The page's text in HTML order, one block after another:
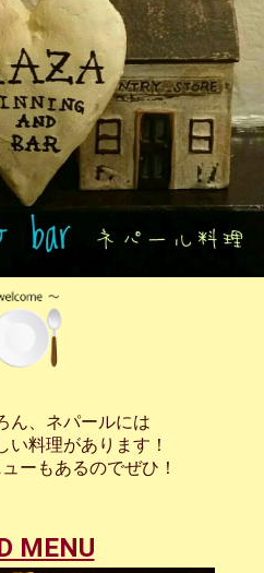
ん、ネパールには
い料理があります！
ーもあるのでぜひ！
MENU